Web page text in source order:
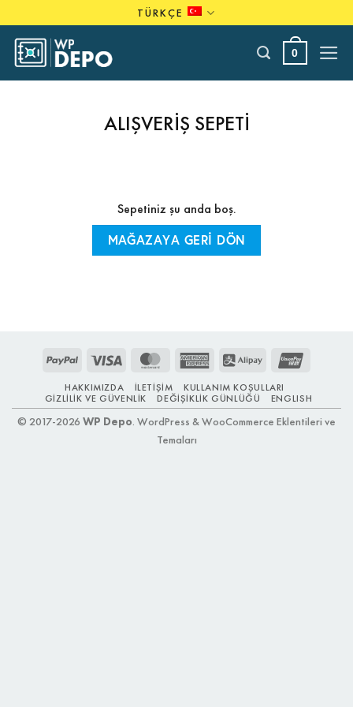
to
content
TÜRKÇE
0
ALIŞVERIŞ SEPETI
Sepetiniz şu anda boş.
MAĞAZAYA GERI DÖN
PayPal Visa MasterCardAmerican
Alipay
HAKKIMIZDA İLETIŞIM
KULLANIM KOŞULLARI
GIZLILIK VE GÜVENLIK
DEĞIŞIKLIK GÜNLÜĞÜ ENGLISH
© 2017-2026 WP Depo. WordPress & WooCommerce Eklentileri ve
Temaları